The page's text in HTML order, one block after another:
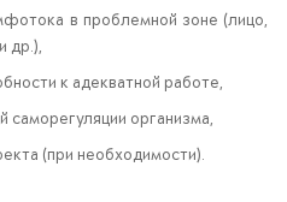
в проблемной зоне (лицо,
др.),
к адекватной работе,
саморегуляции организма,
(при необходимости).